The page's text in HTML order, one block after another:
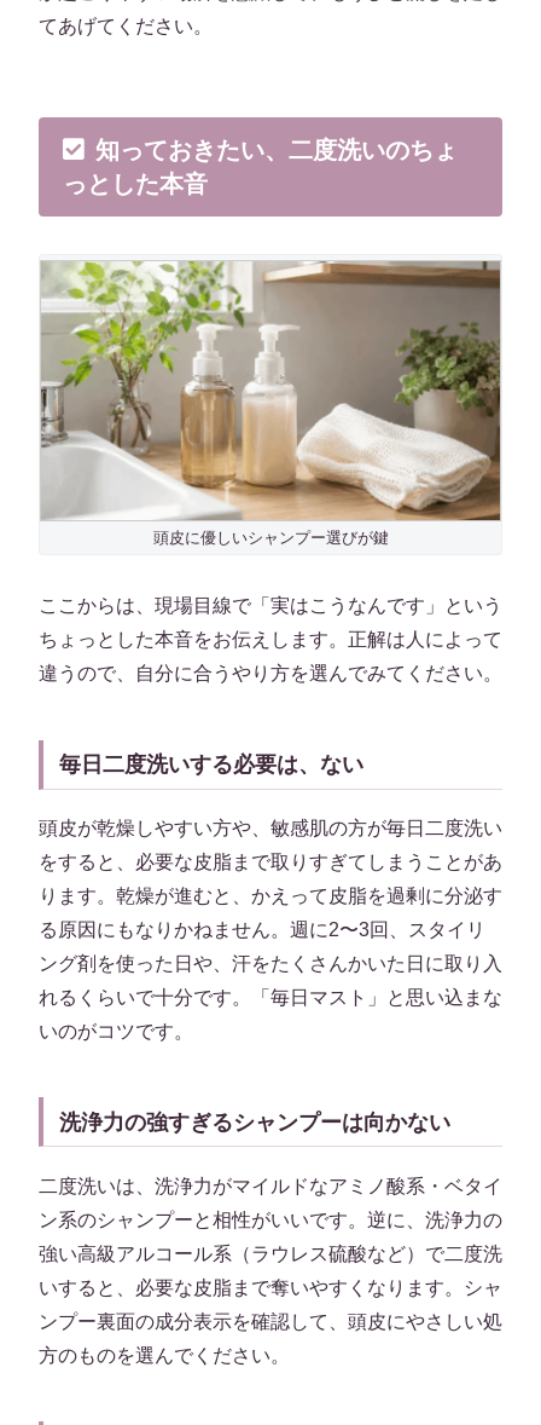
てあげてください。
知っておきたい、二度洗いのちょ
っとした本音
頭皮に優しいシャンプー選びが鍵
ここからは、現場目線で「実はこうなんです」という
ちょっとした本音をお伝えします。正解は人によって
違うので、自分に合うやり方を選んでみてください。
毎日二度洗いする必要は、ない
頭皮が乾燥しやすい方や、敏感肌の方が毎日二度洗い
をすると、必要な皮脂まで取りすぎてしまうことがあ
ります。乾燥が進むと、かえって皮脂を過剰に分泌す
る原因にもなりかねません。週に2〜3回、スタイリ
ング剤を使った日や、汗をたくさんかいた日に取り入
れるくらいで十分です。「毎日マスト」と思い込まな
いのがコツです。
洗浄力の強すぎるシャンプーは向かない
二度洗いは、洗浄力がマイルドなアミノ酸系・ベタイ
ン系のシャンプーと相性がいいです。逆に、洗浄力の
強い高級アルコール系（ラウレス硫酸など）で二度洗
いすると、必要な皮脂まで奪いやすくなります。シャ
ンプー裏面の成分表示を確認して、頭皮にやさしい処
方のものを選んでください。